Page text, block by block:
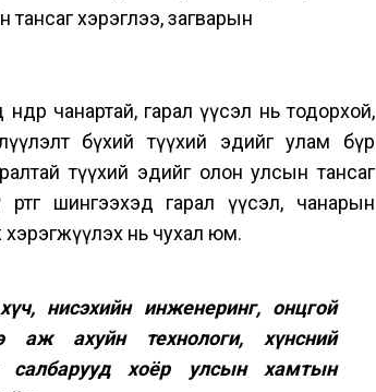
хэрэглээ, загварын
чанартай, гарал үүсэл нь тодорхой,
бүхий түүхий эдийг улам бүр
түүхий эдийг олон улсын тансаг
шингээхэд гарал үүсэл, чанарын
хэрэгжүүлэх нь чухал юм.
нисэхийн инженеринг, онцгой
аж ахуйн технологи, хүнсний
салбарууд хоёр улсын хамтын